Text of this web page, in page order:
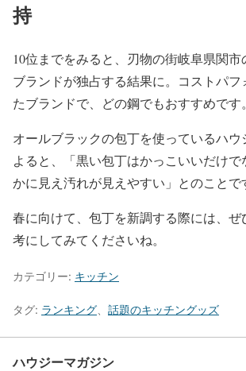
持
10位までをみると、刃物の街岐阜県関市
ブランドが独占する結果に。コストパ
たブランドで、どの鋼でもおすすめです。
オールブラックの包丁を使っているハウ
よると、「黒い包丁はかっこいいだけ
かに見え汚れが見えやすい」とのことで
春に向けて、包丁を新調する際には、ぜ
考にしてみてくださいね。
カテゴリー: キッチン
タグ: ランキング 話題のキッチングッズ
ハウジーマガジン